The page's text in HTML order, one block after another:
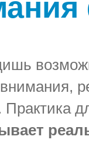
Практика